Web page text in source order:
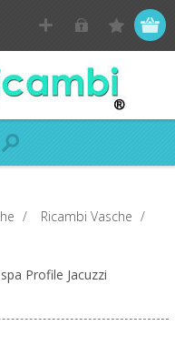
/ Ricambi Vasche /
Profile Jacuzzi